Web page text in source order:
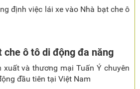
định việc lái xe vào Nhà bạt che ô
ô tô di động đa năng
xuất và thương mại Tuấn Ý chuyên
đầu tiên tại Việt Nam